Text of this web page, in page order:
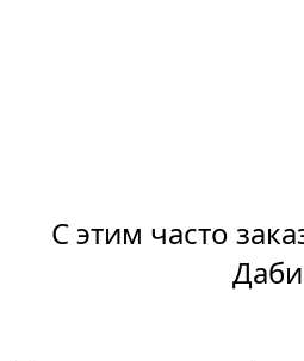
С этим часто
Даби